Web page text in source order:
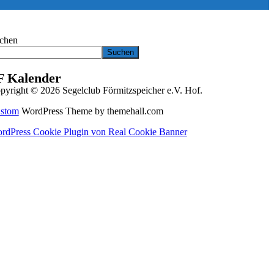
Suchen
Kalender
© 2026 Segelclub Förmitzspeicher e.V. Hof.
WordPress Theme by themehall.com
Cookie Plugin von Real Cookie Banner